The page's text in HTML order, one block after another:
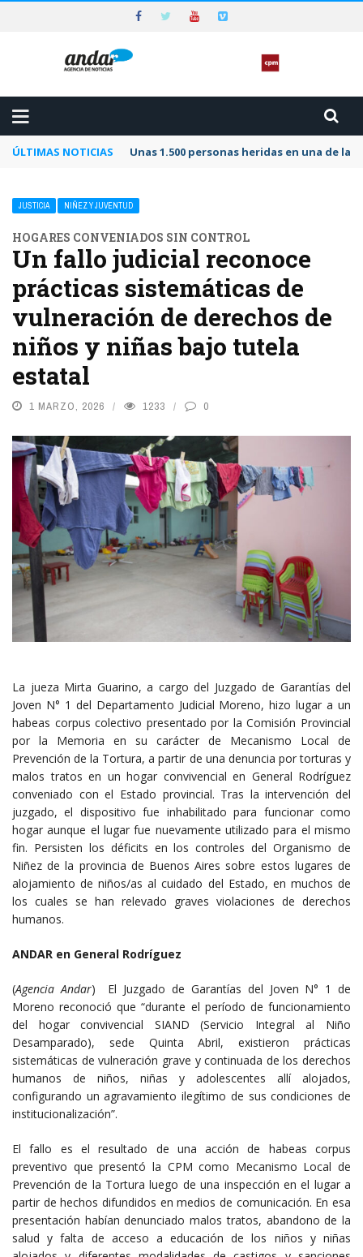
ÚLTIMAS NOTICIAS Unas 1.500 personas heridas en una de
JUSTICIA NIÑEZ Y JUVENTUD
HOGARES CONVENIADOS SIN CONTROL
Un fallo judicial reconoce
prácticas sistemáticas de
vulneración de derechos de
niños y niñas bajo tutela
estatal
1 MARZO, 2026 1233 0
La jueza Mirta Guarino, a cargo del Juzgado de Garantías del
Joven N° 1 del Departamento Judicial Moreno, hizo lugar a un
habeas corpus colectivo presentado por la Comisión Provincial
por la Memoria en su carácter de Mecanismo Local de
Prevención de la Tortura, a partir de una denuncia por torturas y
malos tratos en un hogar convivencial en General Rodríguez
conveniado con el Estado provincial. Tras la intervención del
juzgado, el dispositivo fue inhabilitado para funcionar como
hogar aunque el lugar fue nuevamente utilizado para el mismo
fin. Persisten los déficits en los controles del Organismo de
Niñez de la provincia de Buenos Aires sobre estos lugares de
alojamiento de niños/as al cuidado del Estado, en muchos de
los cuales se han relevado graves violaciones de derechos
humanos.
ANDAR en General Rodríguez
(Agencia Andar) El Juzgado de Garantías del Joven N° 1 de
Moreno reconoció que “durante el período de funcionamiento
del hogar convivencial SIAND (Servicio Integral al Niño
Desamparado), sede Quinta Abril, existieron prácticas
sistemáticas de vulneración grave y continuada de los derechos
humanos de niños, niñas y adolescentes allí alojados,
configurando un agravamiento ilegítimo de sus condiciones de
institucionalización”.
El fallo es el resultado de una acción de habeas corpus
preventivo que presentó la CPM como Mecanismo Local de
Prevención de la Tortura luego de una inspección en el lugar a
partir de hechos difundidos en medios de comunicación. En esa
presentación habían denunciado malos tratos, abandono de la
salud y falta de acceso a educación de los niños y niñas